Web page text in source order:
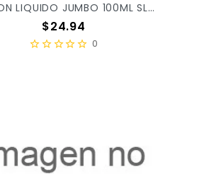
SILICON LIQUIDO JUMBO 100ML SL100J X/192
Precio
$24.94
0